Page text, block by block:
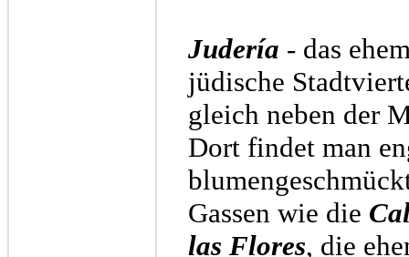
Judería - das
jüdische
gleich neben der
Dort findet man
Gassen wie die
las Flores, die